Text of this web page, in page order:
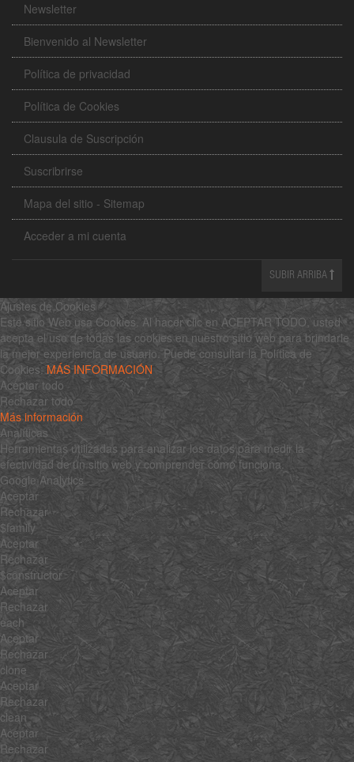
Newsletter
Bienvenido al Newsletter
Política de privacidad
Política de Cookies
Clausula de Suscripción
Suscribrirse
Mapa del sitio - Sitemap
Acceder a mi cuenta
SUBIR ARRIBA
Ajustes de Cookies
Este sitio Web usa Cookies. Al hacer clic en ACEPTAR TODO, usted
acepta el uso de todas las cookies en nuestro sitio web para brindarle
la mejor experiencia de usuario. Puede consultar la Política de
Cookies:MÁS INFORMACIÓN
Aceptar todo
Rechazar todo
Más información
Analíticas
Herramientas utilizadas para analizar los datos para medir la
efectividad de un sitio web y comprender cómo funciona.
Google Analytics
Aceptar
Rechazar
$family
Aceptar
Rechazar
$constructor
Aceptar
Rechazar
each
Aceptar
Rechazar
clone
Aceptar
Rechazar
clean
Aceptar
Rechazar